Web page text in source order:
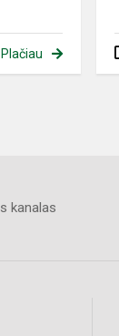
Plačiau
kanalas